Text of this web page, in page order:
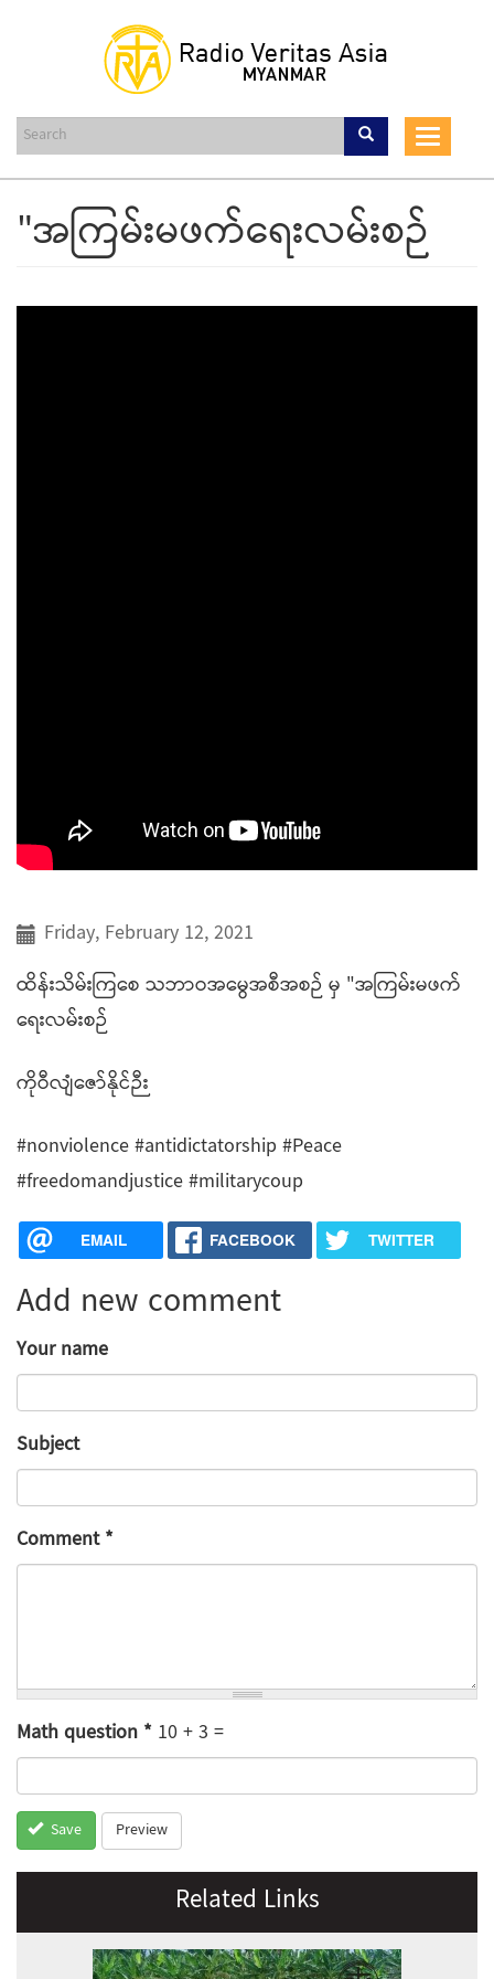
content
Toggle
"အကြမ်းမဖက်ရေးလမ်းစဉ်
Friday, February 12, 2021
ထိန်းသိမ်းကြစေ သဘာဝအမွေအစီအစဉ် မှ "အကြမ်းမဖက်
ရေးလမ်းစဉ်
ကိုဝီလျံဇော်နိုင်ဉီး
#nonviolence #antidictatorship #Peace
#freedomandjustice #militarycoup
EMAIL FACEBOOK TWITTER
Add new comment
Your name
Subject
Comment*
Math question* 10 + 3 =
Save Preview
Related Links